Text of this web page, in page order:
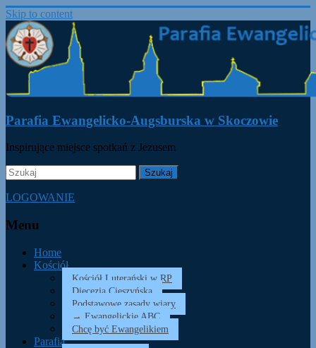
Skip to content
Parafia Ewangelicko-Augsburska w Skoczowie
Inspirujące miejsce spotkań z Jezusem
LOGOWANIE
Menu
Home
Kościół
Kościół Luterański w RP
Diecezja Cieszyńska
Podstawowe zasady wiary
→ Ewangelickie ABC
Chcę być Ewangelikiem
Parafia